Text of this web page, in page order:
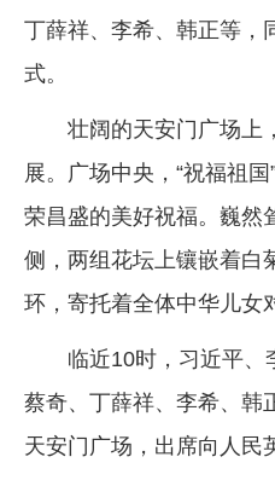
丁薛祥、李希、韩正等，
式。
壮阔的天安门广场上
展。广场中央，“祝福祖
荣昌盛的美好祝福。巍然
侧，两组花坛上镶嵌着白
环，寄托着全体中华儿女
临近10时，习近平、
蔡奇、丁薛祥、李希、韩
天安门广场，出席向人民